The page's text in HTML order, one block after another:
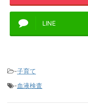
LINE
-子育て
-血液検査